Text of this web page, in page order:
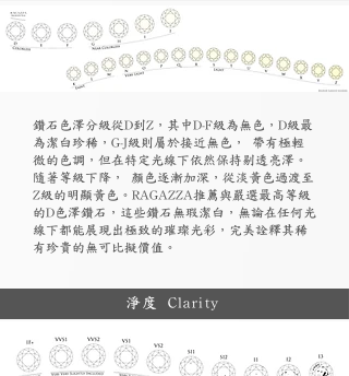
鑽石色澤分級從D到Z，其中D-F級為無色，D級最
為潔白珍稀，G-J級則屬於接近無色， 帶有極輕
微的色調，但在特定光線下依然保持剔透亮澤。
隨著等級下降， 顏色逐漸加深，從淡黃色過渡至
Z級的明顯黃色。RAGAZZA推薦與嚴選最高等級
的D色澤鑽石，這些鑽石無瑕潔白，無論在任何光
線下都能展現出極致的璀璨光彩，完美詮釋其稀
有珍貴的無可比擬價值。
淨度 Clarity